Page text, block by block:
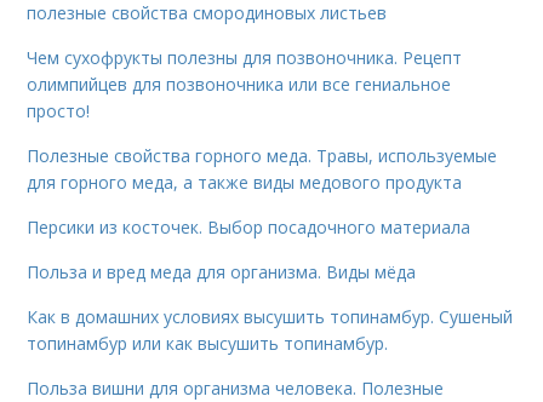
полезные свойства смородиновых листьев
Чем сухофрукты полезны для позвоночника. Рецепт
олимпийцев для позвоночника или все гениальное
просто!
Полезные свойства горного меда. Травы, используемые
для горного меда, а также виды медового продукта
Персики из косточек. Выбор посадочного материала
Польза и вред меда для организма. Виды мёда
Как в домашних условиях высушить топинамбур. Сушеный
топинамбур или как высушить топинамбур.
Польза вишни для организма человека. Полезные